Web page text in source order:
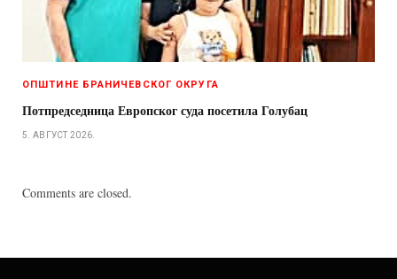
ОПШТИНЕ БРАНИЧЕВСКОГ ОКРУГА
Потпредседница Европског суда посетила Голубац
5. АВГУСТ 2026.
Comments are closed.